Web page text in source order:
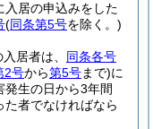
入居の申込みをした
(同条第5号を除く。)
居者は、 同条各号
2号から第5号まで)に
生の日から3年間
者でなければなら